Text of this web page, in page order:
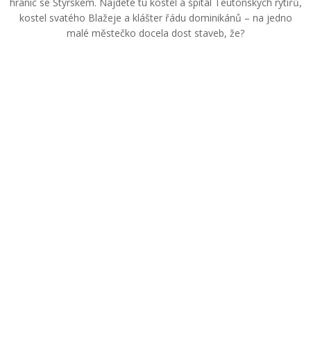
kostel svatého Blažeje a klášter řádu dominikánů – na jedno
malé městečko docela dost staveb, že?